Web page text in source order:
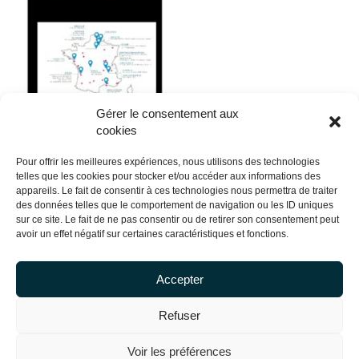
Gérer le consentement aux
cookies
Pour offrir les meilleures expériences, nous utilisons des technologies
telles que les cookies pour stocker et/ou accéder aux informations des
appareils. Le fait de consentir à ces technologies nous permettra de traiter
des données telles que le comportement de navigation ou les ID uniques
sur ce site. Le fait de ne pas consentir ou de retirer son consentement peut
avoir un effet négatif sur certaines caractéristiques et fonctions.
Accepter
Refuser
Voir les préférences
Les commentaires sont fermés.